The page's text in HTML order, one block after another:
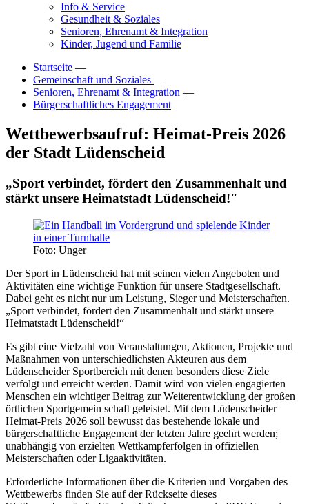
Info & Service
Gesundheit & Soziales
Senioren, Ehrenamt & Integration
Kinder, Jugend und Familie
Startseite —
Gemeinschaft und Soziales —
Senioren, Ehrenamt & Integration —
Bürgerschaftliches Engagement
Wettbewerbsaufruf: Heimat-Preis 2026
der Stadt Lüdenscheid
„Sport verbindet, fördert den Zusammenhalt und
stärkt unsere Heimatstadt Lüdenscheid!"
Foto: Unger
Der Sport in Lüdenscheid hat mit seinen vielen Angeboten und
Aktivitäten eine wichtige Funktion für unsere Stadtgesellschaft.
Dabei geht es nicht nur um Leistung, Sieger und Meisterschaften.
„Sport verbindet, fördert den Zusammenhalt und stärkt unsere
Heimatstadt Lüdenscheid!“
Es gibt eine Vielzahl von Veranstaltungen, Aktionen, Projekte und
Maßnahmen von unterschiedlichsten Akteuren aus dem
Lüdenscheider Sportbereich mit denen besonders diese Ziele
verfolgt und erreicht werden. Damit wird von vielen engagierten
Menschen ein wichtiger Beitrag zur Weiterentwicklung der großen
örtlichen Sportgemein schaft geleistet. Mit dem Lüdenscheider
Heimat-Preis 2026 soll bewusst das bestehende lokale und
bürgerschaftliche Engagement der letzten Jahre geehrt werden;
unabhängig von erzielten Wettkampferfolgen in offiziellen
Meisterschaften oder Ligaaktivitäten.
Erforderliche Informationen über die Kriterien und Vorgaben des
Wettbewerbs finden Sie auf der Rückseite dieses